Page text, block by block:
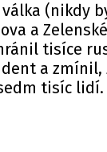
(nikdy
a
tisíce
a
tisíc lidí.